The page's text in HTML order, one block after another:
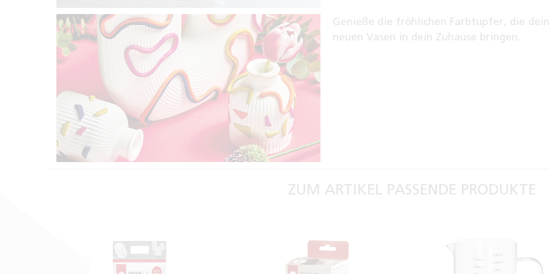
Genieße die fröhlichen Farbtupfer, die
neuen Vasen in dein Zuhause bringen.
ZUM ARTIKEL PASSENDE PRODUKTE